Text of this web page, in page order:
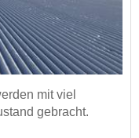
mit viel
gebracht.